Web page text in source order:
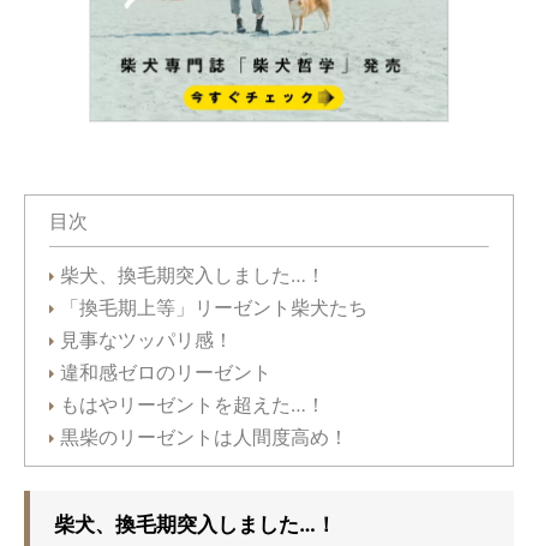
目次
柴犬、換毛期突入しました…！
「換毛期上等」リーゼント柴犬たち
見事なツッパリ感！
違和感ゼロのリーゼント
もはやリーゼントを超えた…！
黒柴のリーゼントは人間度高め！
柴犬、換毛期突入しました…！